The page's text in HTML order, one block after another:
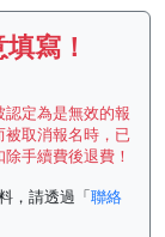
寫！
定為是無效的報
被取消報名時，已
手續費後退費！
，請透過「聯絡